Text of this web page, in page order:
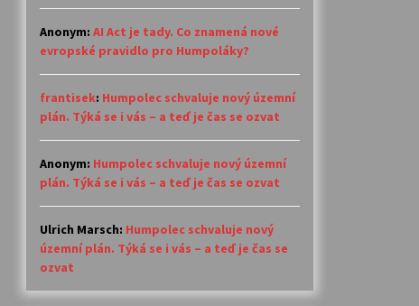
Anonym: AI Act je tady. Co znamená nové
evropské pravidlo pro Humpoláky?
frantisek: Humpolec schvaluje nový územní
plán. Týká se i vás – a teď je čas se ozvat
Anonym: Humpolec schvaluje nový územní
plán. Týká se i vás – a teď je čas se ozvat
Ulrich Marsch: Humpolec schvaluje nový
územní plán. Týká se i vás – a teď je čas se
ozvat